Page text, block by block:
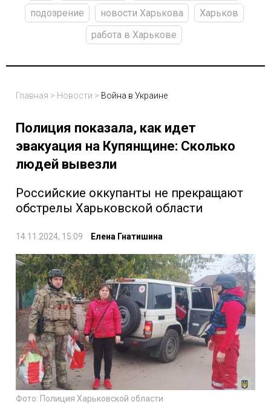
подозрение
новости Харькова
Харьков
работа в Харькове
Главная > Новости > Война в Украине
Полиция показала, как идет
эвакуация на Купянщине: Сколько
людей вывезли
Российские оккупанты не прекращают
обстрелы Харьковской области
14.11.2024, 15:09 Елена Гнатишина
Фото: Полиция Харьковской области